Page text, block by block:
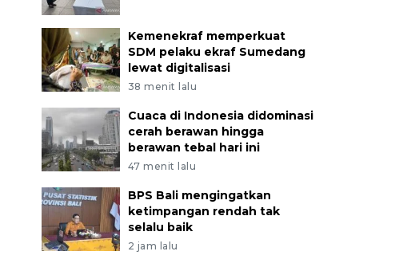
Kemenekraf memperkuat
SDM pelaku ekraf Sumedang
lewat digitalisasi
38 menit lalu
Cuaca di Indonesia didominasi
cerah berawan hingga
berawan tebal hari ini
47 menit lalu
BPS Bali mengingatkan
ketimpangan rendah tak
selalu baik
2 jam lalu